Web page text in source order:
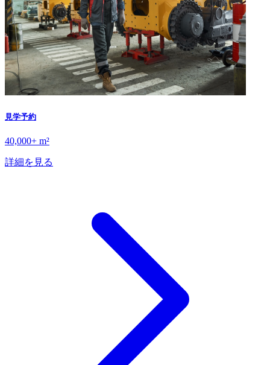
見学予約
40,000+ m²
詳細を見る